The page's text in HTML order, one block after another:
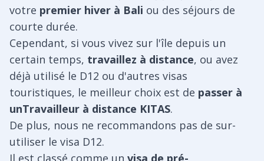
votre premier hiver à Bali ou des séjours de
courte durée.
Cependant, si vous vivez sur l'île depuis un
certain temps, travaillez à distance, ou avez
déjà utilisé le D12 ou d'autres visas
touristiques, le meilleur choix est de passer à
unTravailleur à distance KITAS.
De plus, nous ne recommandons pas de sur-
utiliser le visa D12.
Il est classé comme un visa de pré-